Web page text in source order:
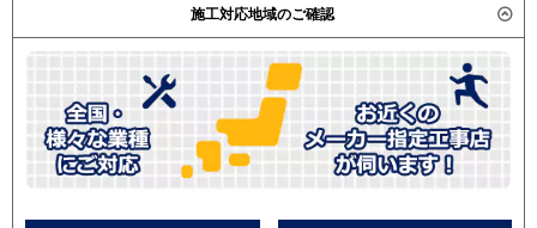
施工対応地域のご確認